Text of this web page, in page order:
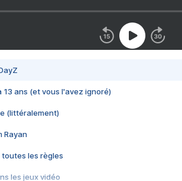
13 ans (et vous l'avez ignoré)
(littéralement)
Rayan
toutes les règles
les jeux vidéo